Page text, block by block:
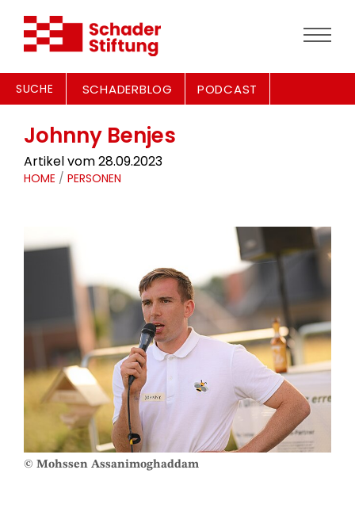
SUCHE SCHADERBLOG PODCAST
Johnny Benjes
Artikel vom 28.09.2023
HOME / PERSONEN
© Mohssen Assanimoghaddam